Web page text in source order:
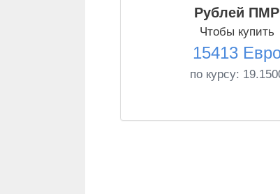
Рублей ПМР
Чтобы купить
15413
по курсу: